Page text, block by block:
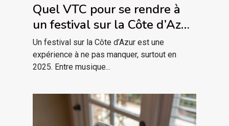
Quel VTC pour se rendre à
un festival sur la Côte d’Azur
en 2025 ?
Un festival sur la Côte d’Azur est une
expérience à ne pas manquer, surtout en
2025. Entre musique...